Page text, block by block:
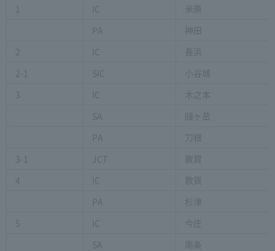
1
IC
米原
PA
神田
2
IC
長浜
2-1
SIC
小谷城
3
IC
木之本
SA
賤ヶ岳
PA
刀根
3-1
JCT
敦賀
4
IC
敦賀
PA
杉津
5
IC
今庄
SA
南条